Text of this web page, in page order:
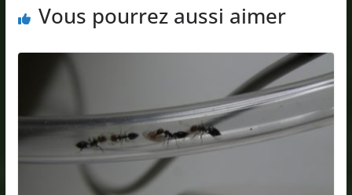
Vous pourrez aussi aimer